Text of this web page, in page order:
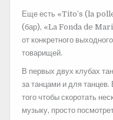
Еще есть «Tito’s (la
(бар), «La Fonda de
от конкретного
товарищей.
В первых двух клубах
за танцами и для
того чтобы скоротать
музыку, просто